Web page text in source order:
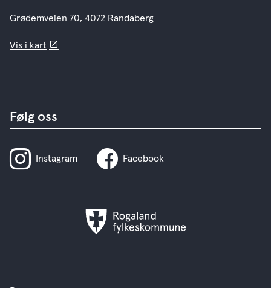
Grødemveien 70, 4072 Randaberg
Vis i kart
Følg oss
Instagram Facebook
Rogaland
fylkeskommune